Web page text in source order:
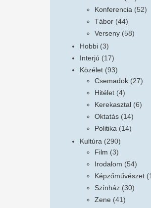
Konferencia (52)
Tábor (44)
Verseny (58)
Hobbi (3)
Interjú (17)
Közélet (93)
Csemadok (27)
Hitélet (4)
Kerekasztal (6)
Oktatás (14)
Politika (14)
Kultúra (290)
Film (3)
Irodalom (54)
Képzőművészet
Színház (30)
Zene (41)